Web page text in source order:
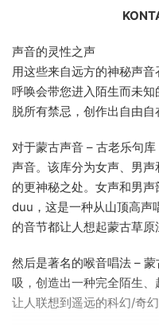
声音的灵性之声
用这些来自远方的神秘声
呼唤会带您进入陌生而未
脱所有禁忌，创作出自由自
对于蒙古声音 – 古老乐句
声音。该库分为女声、男
的更神秘之处。女声和男
duu，这是一种从山顶高声
的音节都让人想起蒙古草原
然后是著名的喉音唱法 –
吸，创造出一种完全陌生
让人联想到遥远的科幻/奇幻